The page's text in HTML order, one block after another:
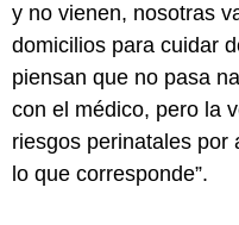
y no vienen, nosotras
domicilios para cuidar
piensan que no pasa
con el médico, pero la
riesgos perinatales por
lo que corresponde”.